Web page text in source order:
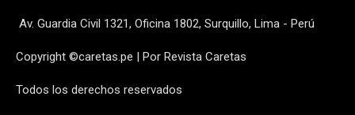
Av. Guardia Civil 1321, Oficina 1802, Surquillo, Lima - Perú
Copyright ©caretas.pe | Por Revista Caretas
Todos los derechos reservados